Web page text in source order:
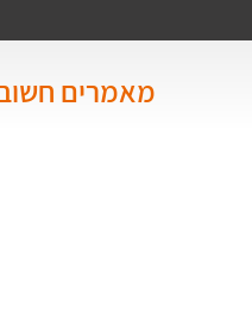
מאמרים